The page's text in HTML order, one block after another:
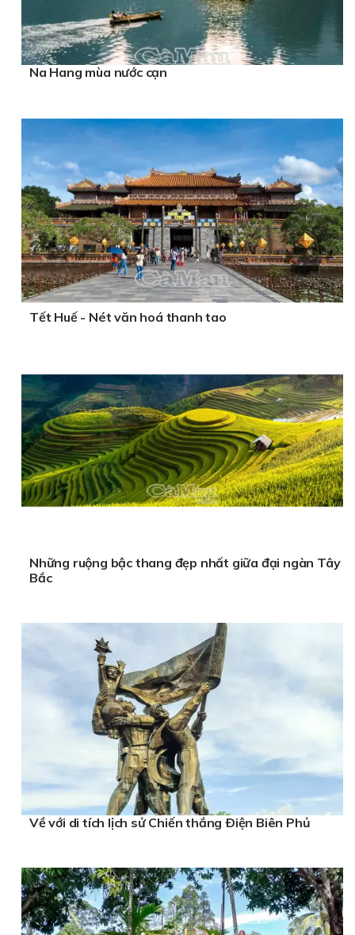
Na Hang mùa nước cạn
Tết Huế - Nét văn hoá thanh tao
Những ruộng bậc thang đẹp nhất giữa đại ngàn Tây
Bắc
Về với di tích lịch sử Chiến thắng Ðiện Biên Phủ